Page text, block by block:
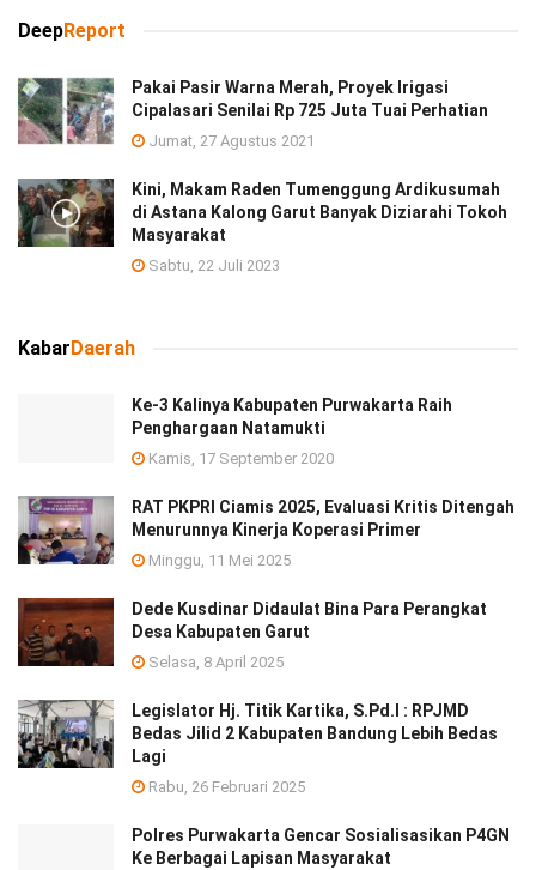
DeepReport
Pakai Pasir Warna Merah, Proyek Irigasi
Cipalasari Senilai Rp 725 Juta Tuai Perhatian
Jumat, 27 Agustus 2021
Kini, Makam Raden Tumenggung Ardikusumah
di Astana Kalong Garut Banyak Diziarahi Tokoh
Masyarakat
Sabtu, 22 Juli 2023
KabarDaerah
Ke-3 Kalinya Kabupaten Purwakarta Raih
Penghargaan Natamukti
Kamis, 17 September 2020
RAT PKPRI Ciamis 2025, Evaluasi Kritis Ditengah
Menurunnya Kinerja Koperasi Primer
Minggu, 11 Mei 2025
Dede Kusdinar Didaulat Bina Para Perangkat
Desa Kabupaten Garut
Selasa, 8 April 2025
Legislator Hj. Titik Kartika, S.Pd.I : RPJMD
Bedas Jilid 2 Kabupaten Bandung Lebih Bedas
Lagi
Rabu, 26 Februari 2025
Polres Purwakarta Gencar Sosialisasikan P4GN
Ke Berbagai Lapisan Masyarakat